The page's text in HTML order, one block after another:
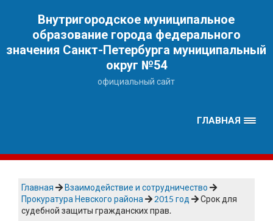
Внутригородское муниципальное
образование города федерального
значения Санкт-Петербурга муниципальный
округ №54
официальный сайт
ГЛАВНАЯ
Главная
Взаимодействие и сотрудничество
Прокуратура Невского района
2015 год
Срок для
судебной защиты гражданских прав.